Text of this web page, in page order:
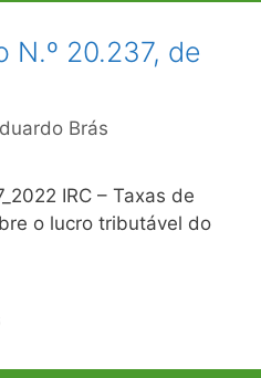
N.º 20.237, de
Brás
IRC – Taxas de
o lucro tributável do